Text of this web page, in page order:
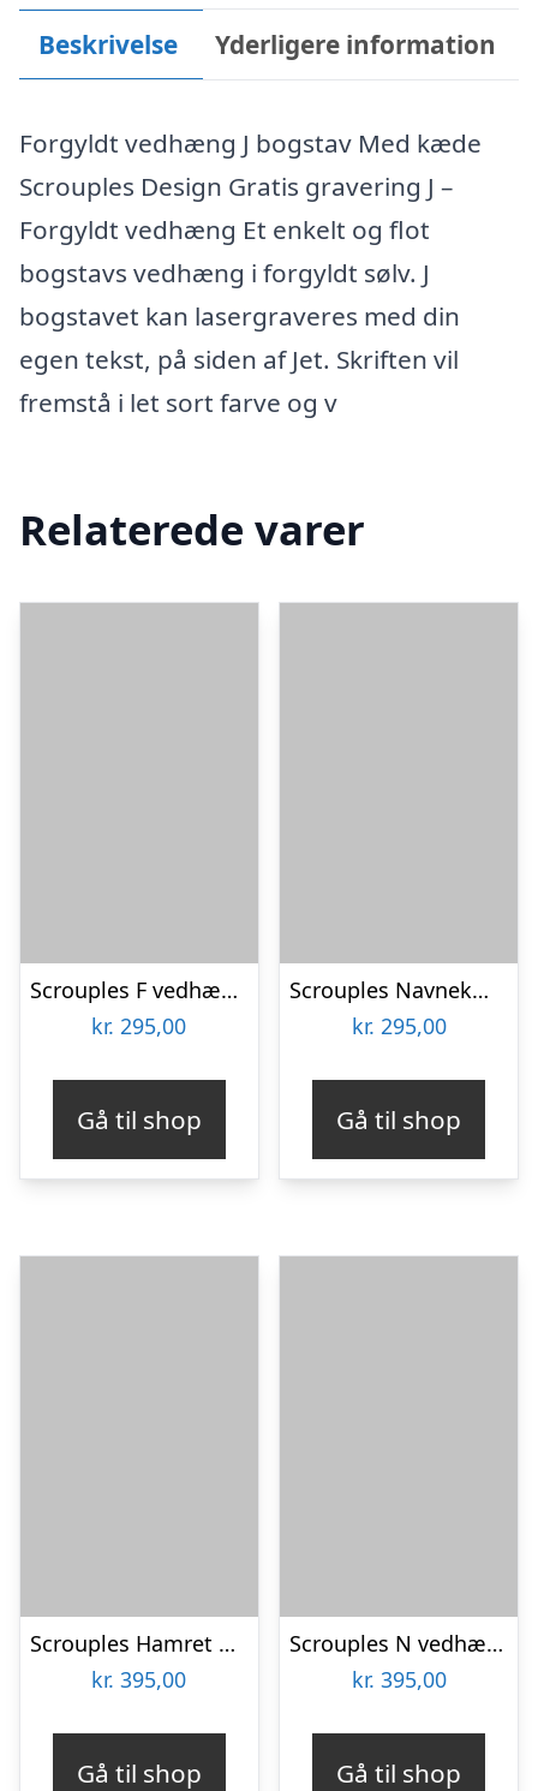
Beskrivelse Yderligere information
Forgyldt vedhæng J bogstav Med kæde
Scrouples Design Gratis gravering J –
Forgyldt vedhæng Et enkelt og flot
bogstavs vedhæng i forgyldt sølv. J
bogstavet kan lasergraveres med din
egen tekst, på siden af Jet. Skriften vil
fremstå i let sort farve og v
Relaterede varer
Scrouples F vedhæng sølv inkl. kæde
kr. 295,00
Gå til shop
Scrouples Navnekæde sølv
kr. 295,00
Gå til shop
Scrouples Hamret firkant sølv vedhæng inkl kæde
kr. 395,00
Gå til shop
Scrouples N vedhæng forgyldt inkl. kæde
kr. 395,00
Gå til shop